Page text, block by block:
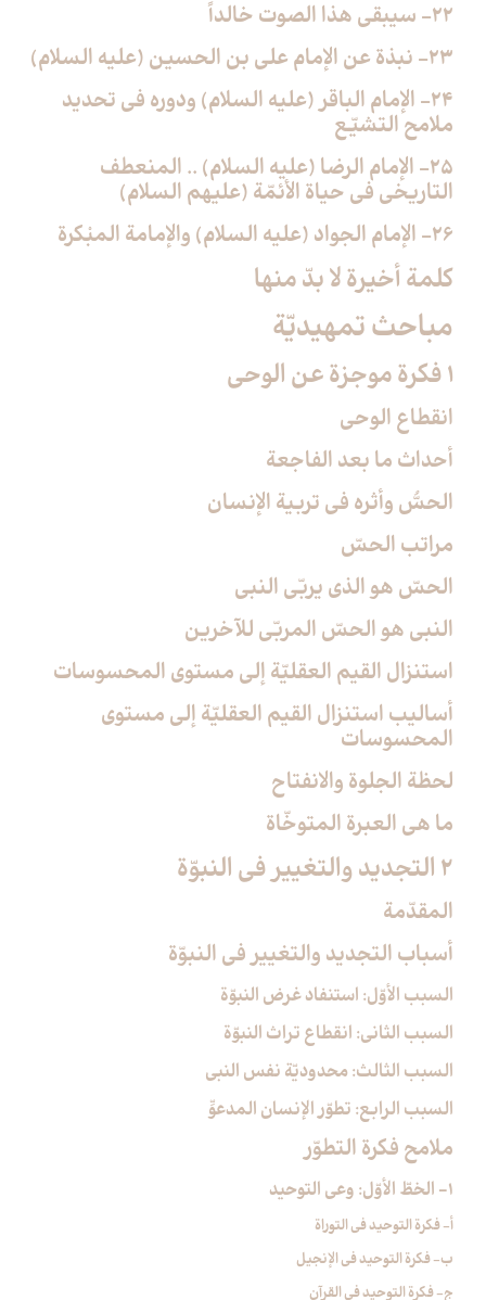
22- سيبقى هذا الصوت خالداً
23- نبذة عن الإمام على بن الحسين (عليه السلام)
24- الإمام الباقر (عليه السلام) ودوره في تحديد
ملامح التشيّع
25- الإمام الرضا (عليه السلام) .. المنعطف
التاريخي في حياة الأئمّة (عليهم السلام)
26- الإمام الجواد (عليه السلام) والإمامة المبْكرة
كلمة أخيرة لا بدّ منها
مباحث تمهيديّة
1 فكرة موجزة عن الوحي‏
انقطاع الوحي
أحداث ما بعد الفاجعة
الحسُّ وأثره في تربية الإنسان
مراتب الحسّ
الحسّ هو الذي يربّي النبي
النبي هو الحسّ المربّي للآخرين
استنزال القيم العقليّة إلى مستوى المحسوسات
أساليب استنزال القيم العقليّة إلى مستوى
المحسوسات
لحظة الجلوة والانفتاح
ما هي العبرة المتوخّاة
2 التجديد والتغيير في النبوّة
المقدّمة
أسباب التجديد والتغيير في النبوّة
السبب الأوّل: استنفاد غرض النبوّة
السبب الثاني: انقطاع تراث النبوّة
السبب الثالث: محدوديّة نفس النبي
السبب الرابع: تطوّر الإنسان المدعوِّ
ملامح فكرة التطوّر
1- الخطّ الأوّل: وعي التوحيد
أ- فكرة التوحيد في التوراة
ب- فكرة التوحيد في الإنجيل
ج- فكرة التوحيد في القرآن